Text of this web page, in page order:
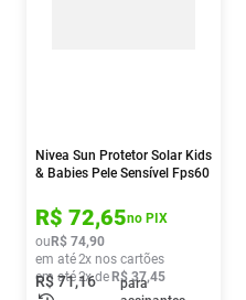
Nivea Sun Protetor Solar Kids
& Babies Pele Sensível Fps60
R$ 72,65no PIX
ou R$ 74,90
em até2x nos cartões
em até2x de R$ 37,45
R$71,16
para